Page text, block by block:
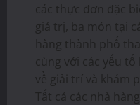
các thực đơn đặc
giá trị, ba món tại
hàng thành phố
cùng với các yếu tố
về giải trí và khám
Tất cả các nhà